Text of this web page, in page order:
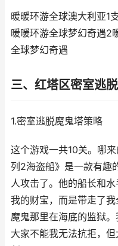
暖暖环游全球澳大利亚1
暖暖环游全球梦幻奇遇2
全球梦幻奇遇
三、红塔区密室逃
1.密室逃脱魔鬼塔策略
这个游戏一共10关。哪
列2海盗船》是一款有趣
人攻击了。他的船长和
我的财宝，而是带走了
魔鬼那里在海底的监狱。
大家不能我无法抗拒，